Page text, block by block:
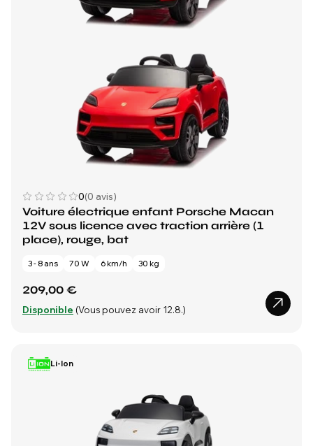
0(0 avis)
Voiture électrique enfant Porsche Macan
12V sous licence avec traction arrière (1
place), rouge, bat
3 - 8 ans 70 W 6 km/h 30 kg
209,00 €
Disponible (Vous pouvez avoir 12.8.)
Li-Ion